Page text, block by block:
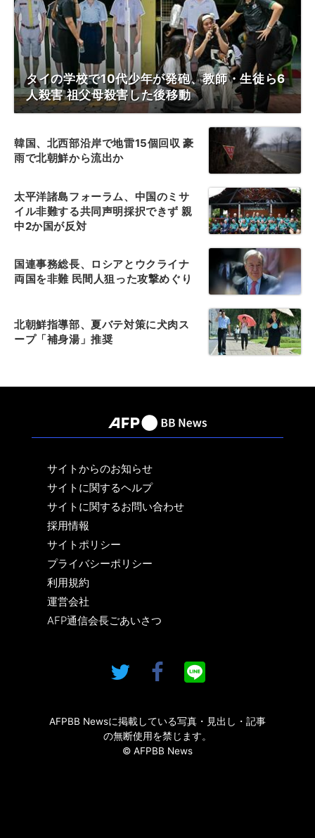
タイの学校で10代少年が発砲、教師・生徒ら6
人殺害 祖父母殺害した後移動
韓国、北西部沿岸で地雷15個回収 豪
雨で北朝鮮から流出か
太平洋諸島フォーラム、中国のミサ
イル非難する共同声明採択できず 親
中2か国が反対
国連事務総長、ロシアとウクライナ
両国を非難 民間人狙った攻撃めぐり
北朝鮮指導部、夏バテ対策に犬肉ス
ープ「補身湯」推奨
サイトからのお知らせ
サイトに関するヘルプ
サイトに関するお問い合わせ
採用情報
サイトポリシー
プライバシーポリシー
利用規約
運営会社
AFP通信会長ごあいさつ
AFPBB Newsに掲載している写真・見出し・記事
の無断使用を禁じます。
© AFPBB News